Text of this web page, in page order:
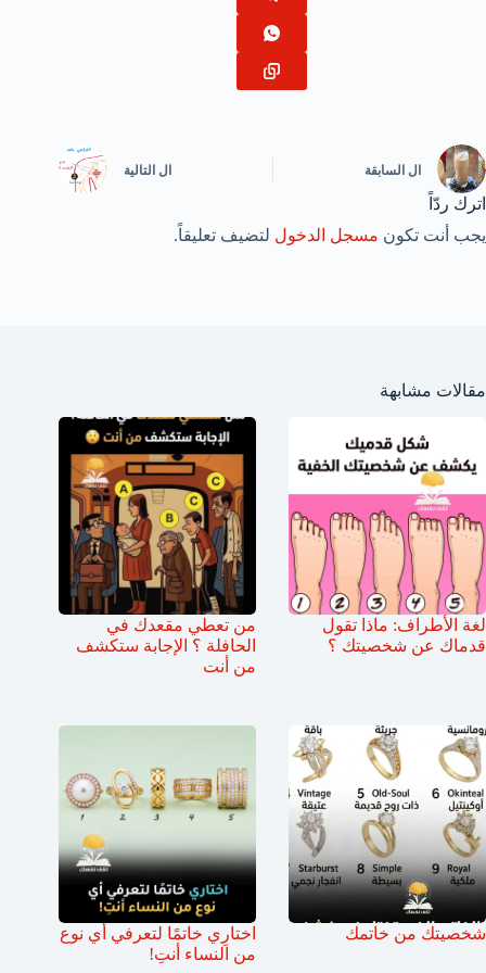
ال السابقة ال التالية
اترك ردّاً
يجب أنت تكون مسجل الدخول لتضيف تعليقاً.
مقالات مشابهة
لغة الأطراف: ماذا تقول
قدماك عن شخصيتك ؟
من تعطي مقعدك في
الحافلة ؟ الإجابة ستكشف
من أنت
شخصيتك من خاتمك
اختارِي خاتمًا لتعرفي أي نوع
من النساء أنتِ!